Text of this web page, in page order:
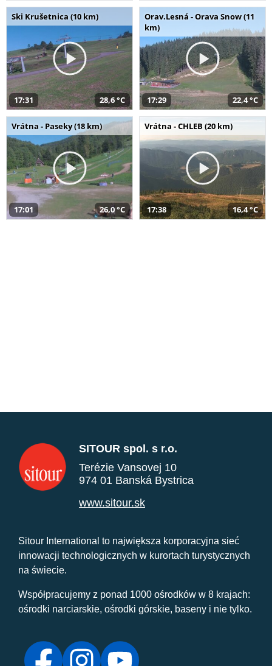
Ski Krušetnica (10 km)
17:31 28,6 °C
Orav.Lesná - Orava Snow (11
km)
17:29 22,4 °C
Vrátna - Paseky (18 km)
17:01 26,0 °C
Vrátna - CHLEB (20 km)
17:38 16,4 °C
SITOUR spol. s r.o.
Terézie Vansovej 10
974 01 Banská Bystrica
www.sitour.sk
Sitour International to największa korporacyjna sieć
innowacji technologicznych w kurortach turystycznych
na świecie.
Współpracujemy z ponad 1000 ośrodków w 8 krajach:
ośrodki narciarskie, ośrodki górskie, baseny i nie tylko.